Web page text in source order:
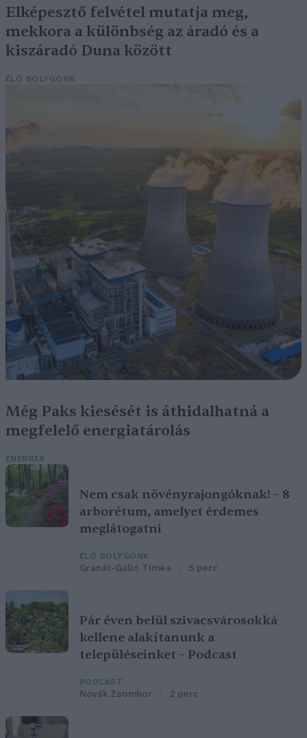
Elképesztő felvétel mutatja meg,
mekkora a különbség az áradó és a
kiszáradó Duna között
ÉLŐ BOLYGÓNK
Még Paks kiesését is áthidalhatná a
megfelelő energiatárolás
ENERGIA
Nem csak növényrajongóknak! – 8
arborétum, amelyet érdemes
meglátogatni
ÉLŐ BOLYGÓNK
Granát-Galló Tímea 5 perc
Pár éven belül szivacsvárosokká
kellene alakítanunk a
településeinket – Podcast
PODCAST
Novák Zsombor 2 perc